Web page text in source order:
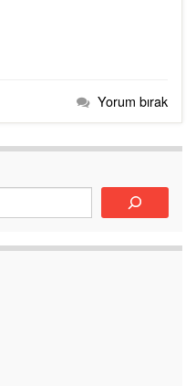
Yorum bırak